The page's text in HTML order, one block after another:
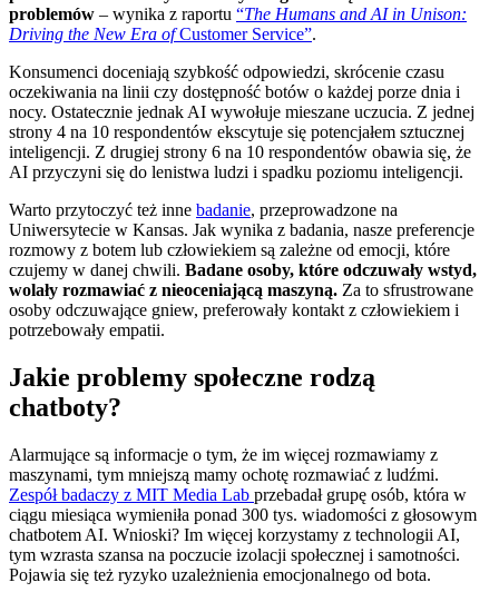
problemów – wynika z raportu “The Humans and AI in Unison:
Driving the New Era ofCustomer Service”.
Konsumenci doceniają szybkość odpowiedzi, skrócenie czasu
oczekiwania na linii czy dostępność botów o każdej porze dnia i
nocy. Ostatecznie jednak AI wywołuje mieszane uczucia. Z jednej
strony 4 na 10 respondentów ekscytuje się potencjałem sztucznej
inteligencji. Z drugiej strony 6 na 10 respondentów obawia się, że
AI przyczyni się do lenistwa ludzi i spadku poziomu inteligencji.
Warto przytoczyć też inne badanie, przeprowadzone na
Uniwersytecie w Kansas. Jak wynika z badania, nasze preferencje
rozmowy z botem lub człowiekiem są zależne od emocji, które
czujemy w danej chwili. Badane osoby, które odczuwały wstyd,
wolały rozmawiać z nieoceniającą maszyną. Za to sfrustrowane
osoby odczuwające gniew, preferowały kontakt z człowiekiem i
potrzebowały empatii.
Jakie problemy społeczne rodzą
chatboty?
Alarmujące są informacje o tym, że im więcej rozmawiamy z
maszynami, tym mniejszą mamy ochotę rozmawiać z ludźmi.
Zespół badaczy z MIT Media Lab przebadał grupę osób, która w
ciągu miesiąca wymieniła ponad 300 tys. wiadomości z głosowym
chatbotem AI. Wnioski? Im więcej korzystamy z technologii AI,
tym wzrasta szansa na poczucie izolacji społecznej i samotności.
Pojawia się też ryzyko uzależnienia emocjonalnego od bota.